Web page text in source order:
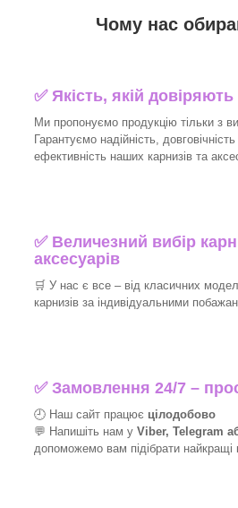
Чому нас
✅Якість, якій довіряють
Ми пропонуємо продукцію тільки з
Гарантуємо надійність,
ефективність наших карнизів та
✅ Величезний вибір
аксесуарів
🛒 У нас є все – від класичних
карнизів за індивідуальними
✅Замовлення 24/7 –
🕘 Наш сайт працює цілодобово
💬 Напишіть нам у Viber, Telegram
допоможемо вам підібрати найкращі